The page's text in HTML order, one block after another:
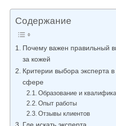
Содержание
Почему важен правильный
за кожей
Критерии выбора эксперта в
сфере
Образование и
Опыт работы
Отзывы клиентов